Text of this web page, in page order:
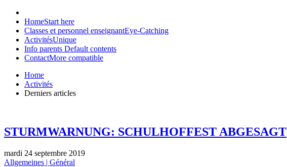
HomeStart here
Classes et personnel enseignantEye-Catching
ActivitésUnique
Info parents Default contents
ContactMore compatible
Home
Activités
Derniers articles
STURMWARNUNG: SCHULHOFFEST ABGESAGT
mardi 24 septembre 2019
Allgemeines | Général